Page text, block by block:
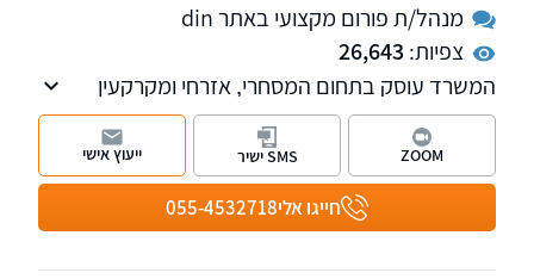
מנהל/ת פורום מקצועי באתר din
צפיות: 26,643
המשרד עוסק בתחום המסחרי, אזרחי ומקרקעין
ומספק כבר למעלה מ-23 שנה ייצוג משפטי
ללקוחות עסקיים ופרטיים. למשרד סניפים בתל
אביב וברחובות.
חייגו אלי055-4532718
ZOOM SMS ישיר ייעוץ אישי